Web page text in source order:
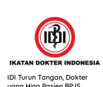
IDI Turun Tangan, Dokter